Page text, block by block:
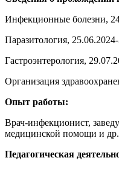
Инфекционные болезни,
Паразитология,
Гастроэнтерология,
Организация
Опыт работы:
Врач-инфекционист,
медицинской помощи и др.
Педагогическая